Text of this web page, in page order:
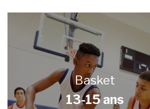
Basket
13-15 ans